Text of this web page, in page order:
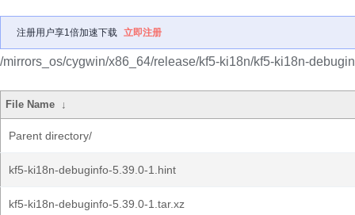
注册用户享1倍加速下载 立即注册
/mirrors_os/cygwin/x86_64/release/kf5-ki18n/kf5-ki18n-
File Name ↓
Parent directory/
kf5-ki18n-debuginfo-5.39.0-1.hint
kf5-ki18n-debuginfo-5.39.0-1.tar.xz